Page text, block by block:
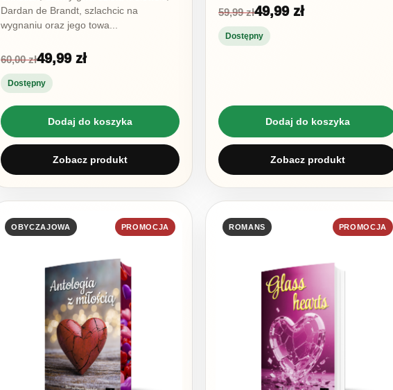
Dardan de Brandt, szlachcic na
wygnaniu oraz jego towa...
60,00 zł49,99 zł
Dostępny
Dodaj do koszyka
Zobacz produkt
59,99 zł49,99 zł
Dostępny
Dodaj do koszyka
Zobacz produkt
OBYCZAJOWA PROMOCJA ROMANS PROMOCJA